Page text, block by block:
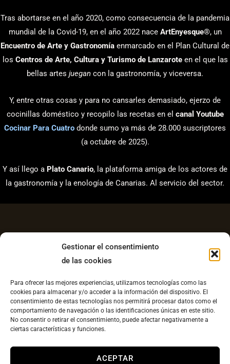
Gestionar el consentimiento
de las cookies
Para ofrecer las mejores experiencias, utilizamos tecnologías como las
cookies para almacenar y/o acceder a la información del dispositivo. El
consentimiento de estas tecnologías nos permitirá procesar datos como el
comportamiento de navegación o las identificaciones únicas en este sitio.
No consentir o retirar el consentimiento, puede afectar negativamente a
ciertas características y funciones.
ACEPTAR
Tras abortarse en el año 2020, como consecuencia de la pandemia
mundial de la Covid-19, en el año 2022 nace ArtEnyesque®, un
Encuentro de Arte y Gastronomía enmarcado en el Plan Cultural de
los Centros de Arte, Cultura y Turismo de Lanzaroteen el que las
bellas artes juegan con la gastronomía, y viceversa.
Y, entre otras cosas y para no cansarles demasiado, ejerzo de
cocinillas doméstico y recopilo las recetas en el canal Youtube
Cocinar Para Cuatro donde sumo ya más de 28.000 suscriptores
(a octubre de 2025).
Y así llego a Plato Canario, la plataforma amiga de los actores de
la gastronomía y la enología de Canarias. Al servicio del sector.
Política de Privacidad
Contacto
Política de cookies UE
Copyright © 2026 Plato Canario |Diseño web
llesestudiocreatvo.com